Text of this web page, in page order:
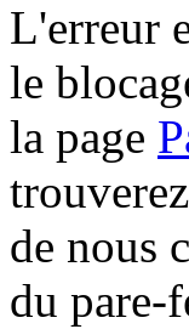
L'erreur
le
la page
de nous
du pare-